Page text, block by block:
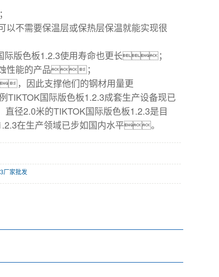
不需要保温层或保热层保温就能实现很
际版色板1.2.3使用寿命也更长；
蚀性能的产品；
，因此支撑他们的钢材用量更
国际版色板1.2.3成套生产设备现已
2.0米的TIKTOK国际版色板1.2.3是目
在生产领域已步如国内水平。
厂家批发